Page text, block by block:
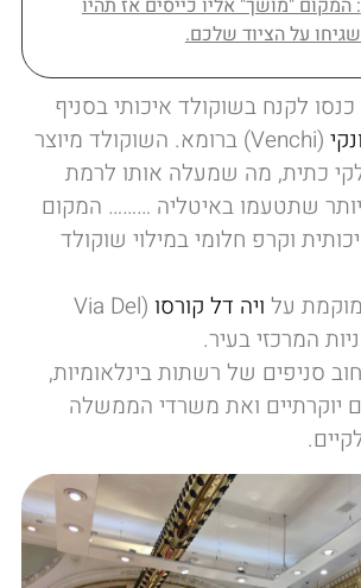
על הציוד שלכם.
לקנח בשוקולד איכותי בסניף
ונקי
(Venchi) ברומא. השוקולד מיוצר
כתית, מה שמעלה אותו לרמת
שתטעמו באיטליה ……… המקום
וקרפ חלומי במילוי שוקולד
על ויה דל קורסו (Via Del
סניפים של רשתות בינלאומיות,
יוקרתיים ואת משרדי הממשלה